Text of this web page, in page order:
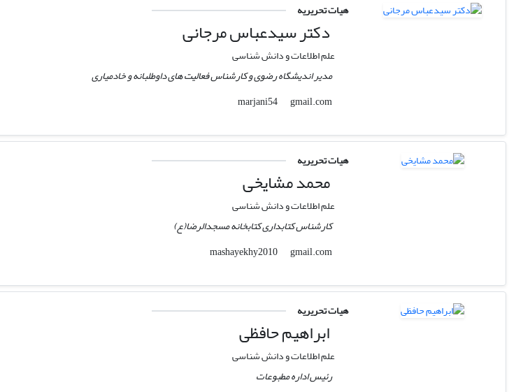
هیات تحریریه
دکتر سیدعباس مرجانی
علم اطلاعات و دانش شناسی
مدیر اندیشگاه رضوی و کارشناس فعالیت های داوطلبانه و خادمیاری
marjani54
gmail.com
هیات تحریریه
محمد مشایخی
علم اطلاعات و دانش شناسی
کارشناس کتابداری کتابخانه مسجدالرضا(ع)
mashayekhy2010
gmail.com
هیات تحریریه
ابراهیم حافظی
علم اطلاعات و دانش شناسی
رئیس اداره مطبوعات